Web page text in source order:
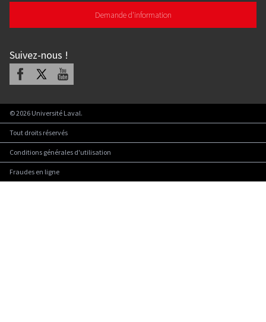
Demande d'information
Suivez-nous !
Facebook Youtube
©2026 Université Laval.
Tout droits réservés
Conditions générales d'utilisation
Fraudes en ligne